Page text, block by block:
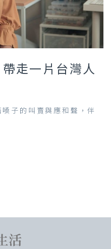
走一片台灣人
子的叫賣與應和聲，伴